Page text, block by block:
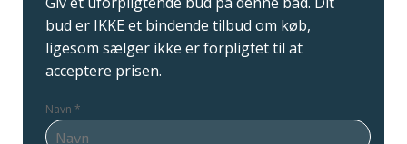
bud er IKKE et bindende tilbud om køb,
ligesom sælger ikke er forpligtet til at
acceptere prisen.
Navn *